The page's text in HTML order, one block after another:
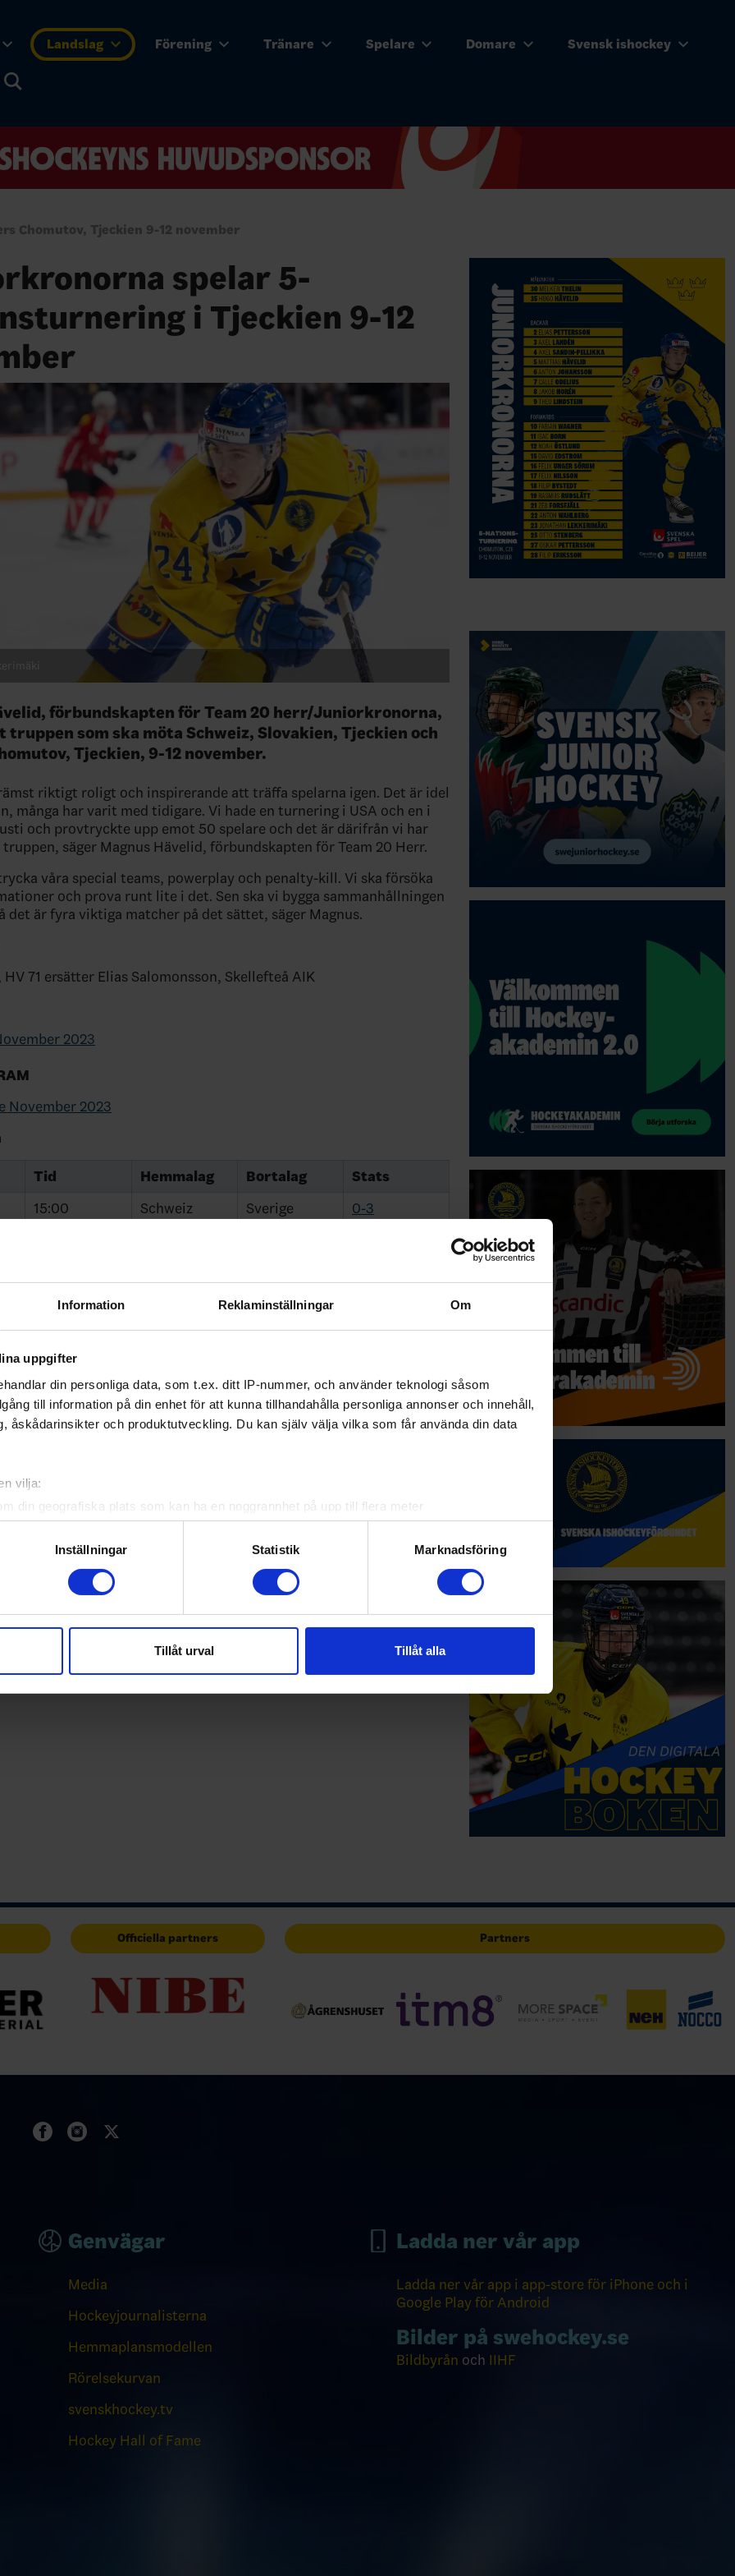
Information Reklaminställningar Om
uppgifter
din personliga data, som t.ex. ditt IP-nummer, och använder teknologi såsom
till information på din enhet för att kunna tillhandahålla personliga annonser och innehåll,
åskådarinsikter och produktutveckling. Du kan själv välja vilka som får använda din data
vilja:
din geografiska plats som kan ha en noggrannhet på upp till flera meter
att aktivt skanna den för specifika kännetecken (fingeravtryck)
uppgifter behandlas och ställ in dina preferenser i
detaljsektionen. Du kan ändra
när som helst från cookie-förklaringen.
trafik. Vi vidarebefordrar även sådana identifierare och annan information från din enhet
och analysföretag som vi samarbetar med. Dessa kan i sin tur kombinera informationen
Inställningar Statistik Marknadsföring
Tillåt urval Tillåt alla
Landslag Förening Tränare Spelare Domare Svensk ishockey
Chomutov, Tjeckien 9-12 november
spelar 5-
i Tjeckien 9-12
förbundskapten för Team 20 herr/Juniorkronorna,
truppen som ska möta Schweiz, Slovakien, Tjeckien och
Tjeckien, 9-12 november.
riktigt roligt och inspirerande att träffa spelarna igen. Det är idel
många har varit med tidigare. Vi hade en turnering i USA och en i
och provtryckte upp emot 50 spelare och det är därifrån vi har
säger Magnus Hävelid, förbundskapten för Team 20 Herr.
våra special teams, powerplay och penalty-kill. Vi ska försöka
och prova runt lite i det. Sen ska vi bygga sammanhållningen
det är fyra viktiga matcher på det sättet, säger Magnus.
71 ersätter Elias Salomonsson, Skellefteå AIK
2023
November 2023
Tid Hemmalag Bortalag
Stats
15:00 Schweiz Sverige
0-3
13:00 Finland
i Rocknet Arena A i Chomutov, Tjeckien
påsvenskhockey.tv
Twitter
Officiella partners Partners
Genvägar
Media
Hockeyjournalisterna
Hemmaplansmodellen
Rörelsekurvan
svenskhockey.tv
Hockey Hall of Fame
Ladda ner vår app
Ladda ner vår app i app-store för iPhone och i
Google Play för Android
Bilder på swehockey.se
Bildbyrån och IIHF